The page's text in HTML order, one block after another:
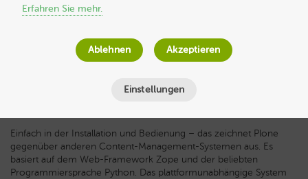
Web-Content-Management-System
Wolf-Dieter Fiege am18. September 2018
Minuten
Einfach in der Installation und Bedienung – das zeichnet Plone
gegenüber anderen Content-Management-Systemen aus. Es
basiert auf dem Web-Framework Zope und der beliebten
Programmiersprache Python. Das plattformunabhängige System
Erfahren Sie mehr.
Einstellungen
Ablehnen Akzeptieren